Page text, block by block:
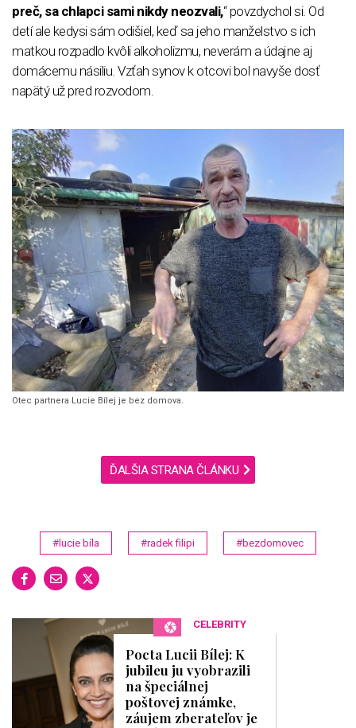
preč, sa chlapci sami nikdy neozvali,“ povzdychol si. Od
detí ale kedysi sám odišiel, keď sa jeho manželstvo s ich
matkou rozpadlo kvôli alkoholizmu, neverám a údajne aj
domácemu násiliu. Vzťah synov k otcovi bol navyše dosť
napätý už pred rozvodom.
Otec partnera Lucie Bílej je bez domova.
ĎALŠIA STRANA ČLÁNKU
#lucie bíla #radek filipi #bezdomovec
CELEBRITY
Pocta Lucii Bílej: K
jubileu ju vyobrazili
na špeciálnej
poštovej známke,
záujem zberateľov je